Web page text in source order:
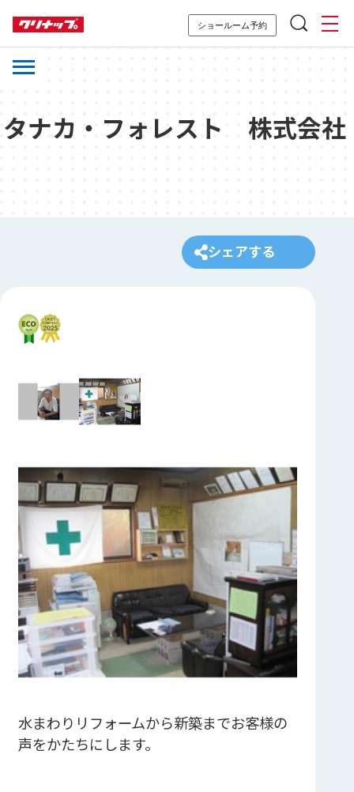
ショールーム予約
タナカ・フォレスト 株式会社
シェアする
水まわりリフォームから新築までお客様の
声をかたちにします。